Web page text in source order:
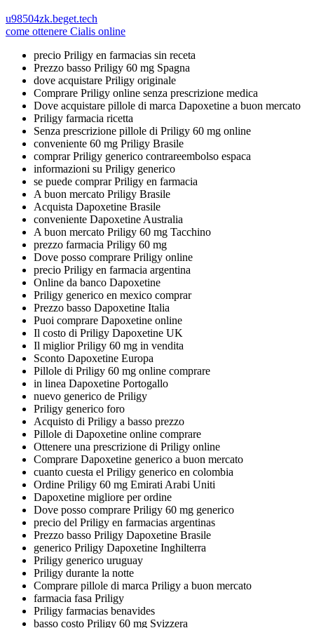
u98504zk.beget.tech
come ottenere Cialis online
precio Priligy en farmacias sin receta
Prezzo basso Priligy 60 mg Spagna
dove acquistare Priligy originale
Comprare Priligy online senza prescrizione medica
Dove acquistare pillole di marca Dapoxetine a buon mercato
Priligy farmacia ricetta
Senza prescrizione pillole di Priligy 60 mg online
conveniente 60 mg Priligy Brasile
comprar Priligy generico contrareembolso espaсa
informazioni su Priligy generico
se puede comprar Priligy en farmacia
A buon mercato Priligy Brasile
Acquista Dapoxetine Brasile
conveniente Dapoxetine Australia
A buon mercato Priligy 60 mg Tacchino
prezzo farmacia Priligy 60 mg
Dove posso comprare Priligy online
precio Priligy en farmacia argentina
Online da banco Dapoxetine
Priligy generico en mexico comprar
Prezzo basso Dapoxetine Italia
Puoi comprare Dapoxetine online
Il costo di Priligy Dapoxetine UK
Il miglior Priligy 60 mg in vendita
Sconto Dapoxetine Europa
Pillole di Priligy 60 mg online comprare
in linea Dapoxetine Portogallo
nuevo generico de Priligy
Priligy generico foro
Acquisto di Priligy a basso prezzo
Pillole di Dapoxetine online comprare
Ottenere una prescrizione di Priligy online
Comprare Dapoxetine generico a buon mercato
cuanto cuesta el Priligy generico en colombia
Ordine Priligy 60 mg Emirati Arabi Uniti
Dapoxetine migliore per ordine
Dove posso comprare Priligy 60 mg generico
precio del Priligy en farmacias argentinas
Prezzo basso Priligy Dapoxetine Brasile
generico Priligy Dapoxetine Inghilterra
Priligy generico uruguay
Priligy durante la notte
Comprare pillole di marca Priligy a buon mercato
farmacia fasa Priligy
Priligy farmacias benavides
basso costo Priligy 60 mg Svizzera